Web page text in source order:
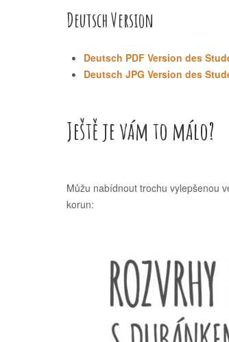
Deutsch Version
Deutsch PDFVersion des
Deutsch JPG Version des
Ještě je vám to málo?
Můžu nabídnout trochu vylepšenou
korun: